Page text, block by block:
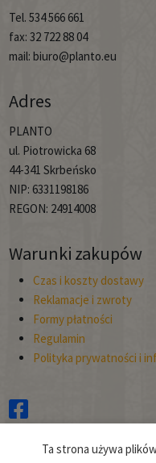
Tel. 534 566 661
fax: 32 722 88 04
mail: biuro@planto.eu
Adres
PLANTO
ul. Piotrowicka 68
44-341 Skrbeńsko
NIP: 6331198186
REGON: 24914008
Warunki zakupów
Czas i koszty dostawy
Reklamacje i zwroty
Formy płatności
Regulamin
Polityka prywatności i
Copyright © 2026
Ta strona używa